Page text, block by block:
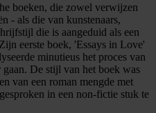
boeken, die zowel verwijzen
- als die van kunstenaars,
die is aangeduid als een
eerste boek, 'Essays in Love'
minutieus het proces van
De stijl van het boek was
van een roman mengde met
in een non-fictie stuk te